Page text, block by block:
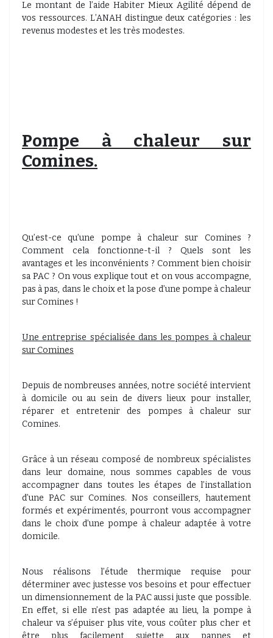
Le montant de l’aide Habiter Mieux Agilité dépend de
vos ressources. L’ANAH distingue deux catégories : les
revenus modestes et les très modestes.
Pompe à chaleur sur
Comines.
Qu’est-ce qu’une pompe à chaleur sur Comines ?
Comment cela fonctionne-t-il ? Quels sont les
avantages et les inconvénients ? Comment bien choisir
sa PAC ? On vous explique tout et on vous accompagne,
pas à pas, dans le choix et la pose d’une pompe à chaleur
sur Comines !
Une entreprise spécialisée dans les pompes à chaleur
sur Comines
Depuis de nombreuses années, notre société intervient
à domicile ou au sein de divers lieux pour installer,
réparer et entretenir des pompes à chaleur sur
Comines.
Grâce à un réseau composé de nombreux spécialistes
dans leur domaine, nous sommes capables de vous
accompagner dans toutes les étapes de l’installation
d’une PAC sur Comines. Nos conseillers, hautement
formés et expérimentés, pourront vous accompagner
dans le choix d’une pompe à chaleur adaptée à votre
domicile.
Nous réalisons l’étude thermique requise pour
déterminer avec justesse vos besoins et pour effectuer
un dimensionnement de la PAC aussi juste que possible.
En effet, si elle n’est pas adaptée au lieu, la pompe à
chaleur va s’épuiser plus vite, vous coûter plus cher et